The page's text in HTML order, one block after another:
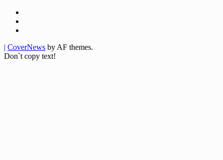
| CoverNews by AF themes.
Don`t copy text!